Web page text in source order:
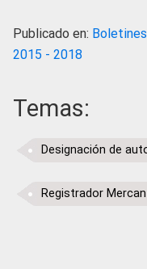
Publicado en:
2015 - 2018
Temas:
Designación de
Registrador